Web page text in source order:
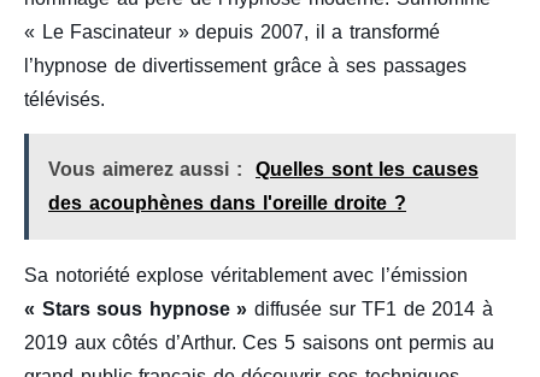
« Le Fascinateur » depuis 2007, il a transformé
l’hypnose de divertissement grâce à ses passages
télévisés.
Vous aimerez aussi :
Quelles sont les causes
des acouphènes dans l'oreille droite ?
Sa notoriété explose véritablement avec l’émission
« Stars sous hypnose » diffusée sur TF1 de 2014 à
2019 aux côtés d’Arthur. Ces 5 saisons ont permis au